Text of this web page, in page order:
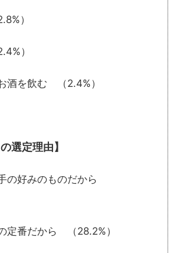
）
）
酒を飲む （2.4%）
選定理由】
の好みのものだから
定番だから （28.2%）